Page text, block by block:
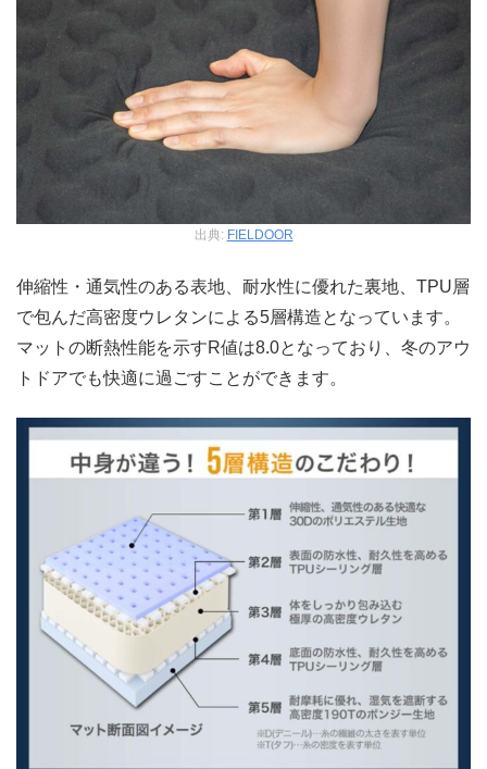
出典: FIELDOOR
伸縮性・通気性のある表地、耐水性に優れた裏地、TPU層
で包んだ高密度ウレタンによる5層構造となっています。
マットの断熱性能を示すR値は8.0となっており、冬のアウ
トドアでも快適に過ごすことができます。